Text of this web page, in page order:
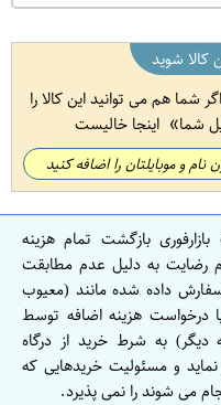
کالا شوید
شما هم می توانید این کالا را
شما اینجا خالیست
نام و موبایلتان را اضافه کنید
بازگشت تمام هزینه
رضایت به دلیل عدم مطابقت
داده شده مانند (معیوب
درخواست هزینه اضافه توسط
به شرط خرید از درگاه
و مسئولیت خریدهایی که
می شوند را نمی پذیرد.